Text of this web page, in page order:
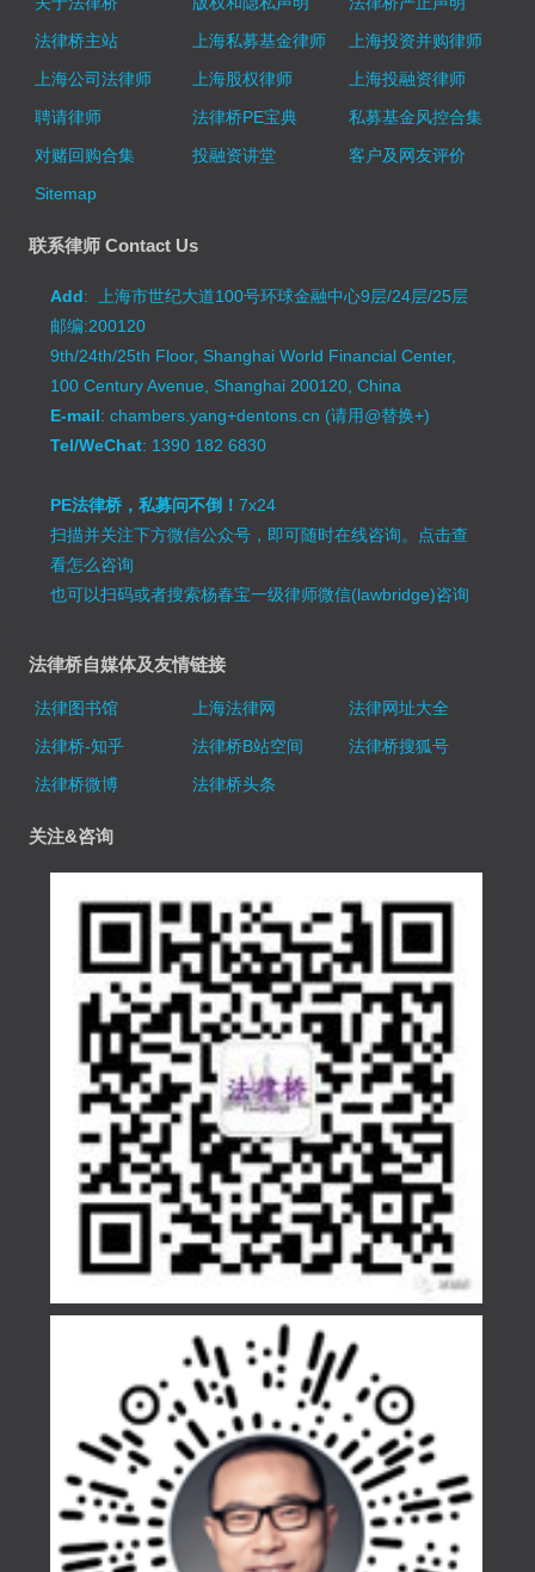
法律桥主站
上海私募基金律师
上海投资并购律师
上海公司法律师
上海股权律师
上海投融资律师
聘请律师
法律桥PE宝典
私募基金风控合集
对赌回购合集
投融资讲堂
客户及网友评价
Sitemap
联系律师 Contact Us
Add: 上海市世纪大道100号环球金融中心9层/24层/25层
邮编:200120
9th/24th/25th Floor, Shanghai World Financial Center,
100 Century Avenue, Shanghai 200120, China
E-mail: chambers.yang+dentons.cn (请用@替换+)
Tel/WeChat: 1390 182 6830
PE法律桥，私募问不倒！7x24
扫描并关注下方微信公众号，即可随时在线咨询。 点击查
看怎么咨询
也可以扫码或者搜索杨春宝一级律师微信(lawbridge)咨询
法律桥自媒体及友情链接
法律图书馆 上海法律网
法律网址大全
法律桥-知乎
法律桥B站空间
法律桥搜狐号
法律桥微博
法律桥头条
关注&咨询